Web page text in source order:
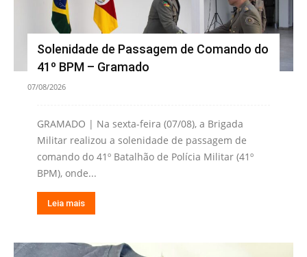
Solenidade de Passagem de Comando do
41º BPM – Gramado
07/08/2026
GRAMADO | Na sexta-feira (07/08), a Brigada
Militar realizou a solenidade de passagem de
comando do 41º Batalhão de Polícia Militar (41º
BPM), onde...
Leia mais